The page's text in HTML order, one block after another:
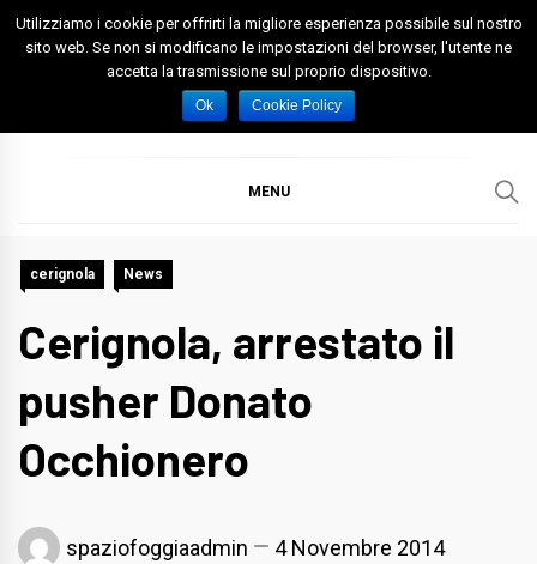
Skip
Spazio Foggia
Foggia News Calcio Eventi e Attività nella Capitanata
MENU
cerignola News
Cerignola, arrestato il
pusher Donato
Occhionero
spaziofoggiaadmin 4 Novembre 2014
Utilizziamo i cookie per offrirti la migliore esperienza possibile sul nostro
sito web. Se non si modificano le impostazioni del browser, l'utente ne
accetta la trasmissione sul proprio dispositivo.
Ok Cookie Policy